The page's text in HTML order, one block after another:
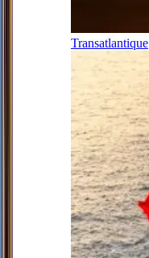
Transatlantique